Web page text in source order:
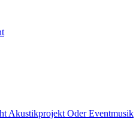
Akustikprojekt Oder Eventmusik